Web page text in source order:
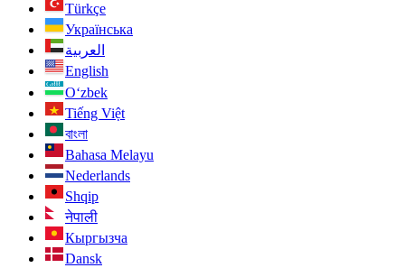
Türkçe
Українська
العربية
English
O‘zbek
Tiếng Việt
বাংলা
Bahasa Melayu
Nederlands
Shqip
नेपाली
Кыргызча
Dansk